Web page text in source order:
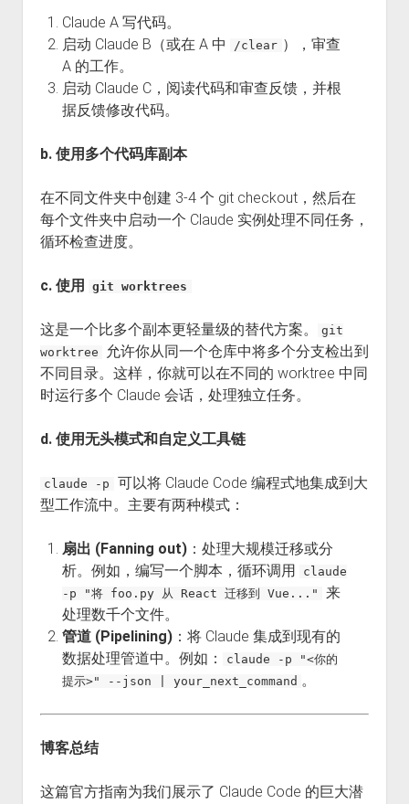
Claude A 写代码。
启动 Claude B（或在 A 中
/clear ），审查
A 的工作。
启动 Claude C，阅读代码和审查反馈，并根
据反馈修改代码。
b. 使用多个代码库副本
在不同文件夹中创建 3-4 个 git checkout，然后在
每个文件夹中启动一个 Claude 实例处理不同任务，
循环检查进度。
c. 使用 git worktrees
这是一个比多个副本更轻量级的替代方案。
git
worktree
允许你从同一个仓库中将多个分支检出到
不同目录。这样，你就可以在不同的 worktree 中同
时运行多个 Claude 会话，处理独立任务。
d. 使用无头模式和自定义工具链
claude -p
可以将 Claude Code 编程式地集成到大
型工作流中。主要有两种模式：
扇出 (Fanning out)：处理大规模迁移或分
析。例如，编写一个脚本，循环调用
claude
-p "将 foo.py 从 React 迁移到 Vue..."
来
处理数千个文件。
管道 (Pipelining)：将 Claude 集成到现有的
数据处理管道中。例如：
claude -p "<你的
提示>" --json | your_next_command 。
博客总结
这篇官方指南为我们展示了 Claude Code 的巨大潜